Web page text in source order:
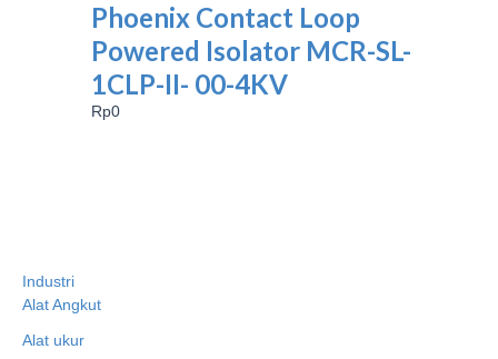
Industri
Alat Angkut
Alat ukur
Phoenix Contact Loop
Powered Isolator MCR-SL-
1CLP-II- 00-4KV
Rp0